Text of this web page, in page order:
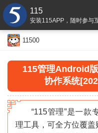
115
安装115APP，随时参与
11500
115管理Android
协作系统
“115管理”是一款
理工具，可全方位覆